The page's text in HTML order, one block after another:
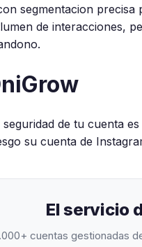
segmentacion
de interacciones,
de tu cuenta
su cuenta de
El servicio
cuentas gestionadas